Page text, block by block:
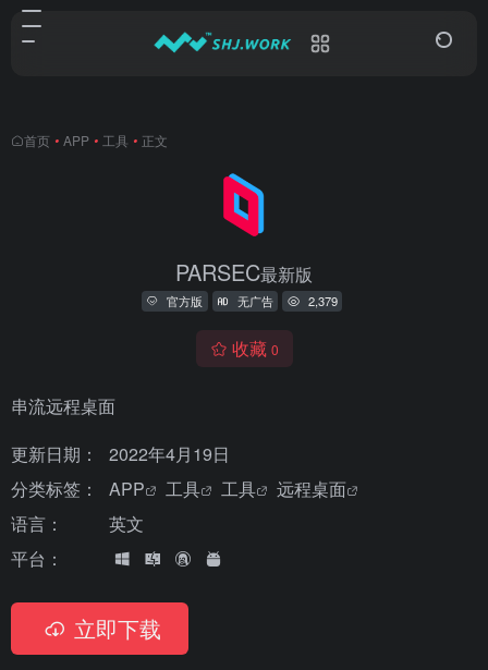
首页 • APP • 工具 • 正文
PARSEC最新版
官方版 无广告 2,379
收藏 0
串流远程桌面
更新日期：
2022年4月19日
分类标签：
APP 工具 工具
远程桌面
语言：
英文
平台：
立即下载